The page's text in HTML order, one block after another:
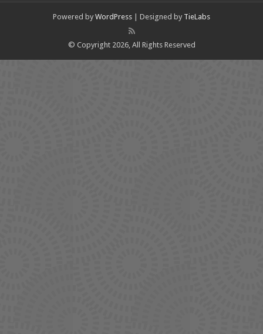
Powered by WordPress | Designed by TieLabs
© Copyright 2026, All Rights Reserved